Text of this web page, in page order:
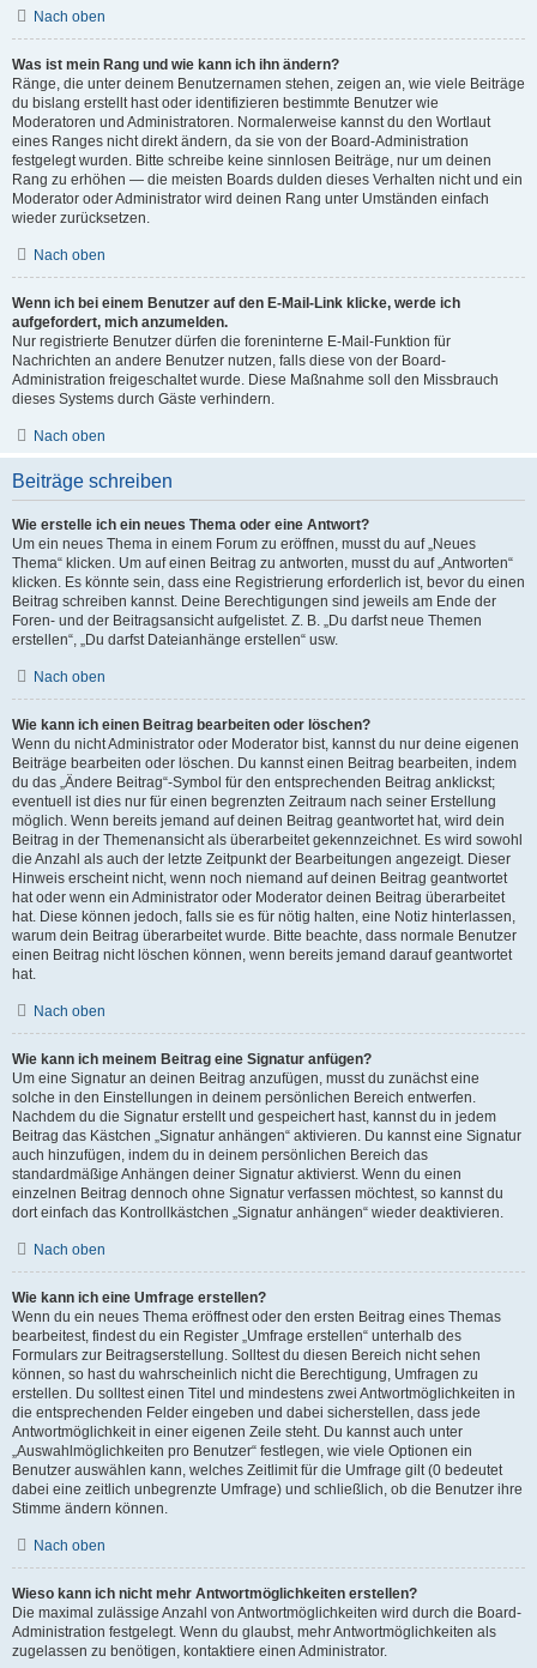
Nach oben
Was ist mein Rang und wie kann ich ihn ändern?
Ränge, die unter deinem Benutzernamen stehen, zeigen an, wie viele Beiträge
du bislang erstellt hast oder identifizieren bestimmte Benutzer wie
Moderatoren und Administratoren. Normalerweise kannst du den Wortlaut
eines Ranges nicht direkt ändern, da sie von der Board-Administration
festgelegt wurden. Bitte schreibe keine sinnlosen Beiträge, nur um deinen
Rang zu erhöhen — die meisten Boards dulden dieses Verhalten nicht und ein
Moderator oder Administrator wird deinen Rang unter Umständen einfach
wieder zurücksetzen.
Nach oben
Wenn ich bei einem Benutzer auf den E-Mail-Link klicke, werde ich
aufgefordert, mich anzumelden.
Nur registrierte Benutzer dürfen die foreninterne E-Mail-Funktion für
Nachrichten an andere Benutzer nutzen, falls diese von der Board-
Administration freigeschaltet wurde. Diese Maßnahme soll den Missbrauch
dieses Systems durch Gäste verhindern.
Nach oben
Beiträge schreiben
Wie erstelle ich ein neues Thema oder eine Antwort?
Um ein neues Thema in einem Forum zu eröffnen, musst du auf „Neues
Thema“ klicken. Um auf einen Beitrag zu antworten, musst du auf „Antworten“
klicken. Es könnte sein, dass eine Registrierung erforderlich ist, bevor du einen
Beitrag schreiben kannst. Deine Berechtigungen sind jeweils am Ende der
Foren- und der Beitragsansicht aufgelistet. Z. B. „Du darfst neue Themen
erstellen“, „Du darfst Dateianhänge erstellen“ usw.
Nach oben
Wie kann ich einen Beitrag bearbeiten oder löschen?
Wenn du nicht Administrator oder Moderator bist, kannst du nur deine eigenen
Beiträge bearbeiten oder löschen. Du kannst einen Beitrag bearbeiten, indem
du das „Ändere Beitrag“-Symbol für den entsprechenden Beitrag anklickst;
eventuell ist dies nur für einen begrenzten Zeitraum nach seiner Erstellung
möglich. Wenn bereits jemand auf deinen Beitrag geantwortet hat, wird dein
Beitrag in der Themenansicht als überarbeitet gekennzeichnet. Es wird sowohl
die Anzahl als auch der letzte Zeitpunkt der Bearbeitungen angezeigt. Dieser
Hinweis erscheint nicht, wenn noch niemand auf deinen Beitrag geantwortet
hat oder wenn ein Administrator oder Moderator deinen Beitrag überarbeitet
hat. Diese können jedoch, falls sie es für nötig halten, eine Notiz hinterlassen,
warum dein Beitrag überarbeitet wurde. Bitte beachte, dass normale Benutzer
einen Beitrag nicht löschen können, wenn bereits jemand darauf geantwortet
hat.
Nach oben
Wie kann ich meinem Beitrag eine Signatur anfügen?
Um eine Signatur an deinen Beitrag anzufügen, musst du zunächst eine
solche in den Einstellungen in deinem persönlichen Bereich entwerfen.
Nachdem du die Signatur erstellt und gespeichert hast, kannst du in jedem
Beitrag das Kästchen „Signatur anhängen“ aktivieren. Du kannst eine Signatur
auch hinzufügen, indem du in deinem persönlichen Bereich das
standardmäßige Anhängen deiner Signatur aktivierst. Wenn du einen
einzelnen Beitrag dennoch ohne Signatur verfassen möchtest, so kannst du
dort einfach das Kontrollkästchen „Signatur anhängen“ wieder deaktivieren.
Nach oben
Wie kann ich eine Umfrage erstellen?
Wenn du ein neues Thema eröffnest oder den ersten Beitrag eines Themas
bearbeitest, findest du ein Register „Umfrage erstellen“ unterhalb des
Formulars zur Beitragserstellung. Solltest du diesen Bereich nicht sehen
können, so hast du wahrscheinlich nicht die Berechtigung, Umfragen zu
erstellen. Du solltest einen Titel und mindestens zwei Antwortmöglichkeiten in
die entsprechenden Felder eingeben und dabei sicherstellen, dass jede
Antwortmöglichkeit in einer eigenen Zeile steht. Du kannst auch unter
„Auswahlmöglichkeiten pro Benutzer“ festlegen, wie viele Optionen ein
Benutzer auswählen kann, welches Zeitlimit für die Umfrage gilt (0 bedeutet
dabei eine zeitlich unbegrenzte Umfrage) und schließlich, ob die Benutzer ihre
Stimme ändern können.
Nach oben
Wieso kann ich nicht mehr Antwortmöglichkeiten erstellen?
Die maximal zulässige Anzahl von Antwortmöglichkeiten wird durch die Board-
Administration festgelegt. Wenn du glaubst, mehr Antwortmöglichkeiten als
zugelassen zu benötigen, kontaktiere einen Administrator.